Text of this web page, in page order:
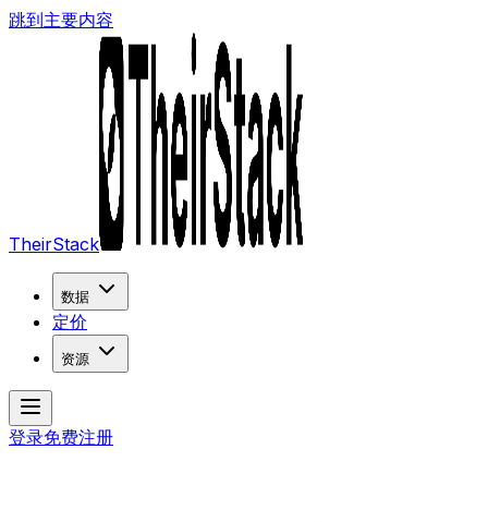
跳到主要内容
TheirStack
数据
定价
资源
登录免费注册